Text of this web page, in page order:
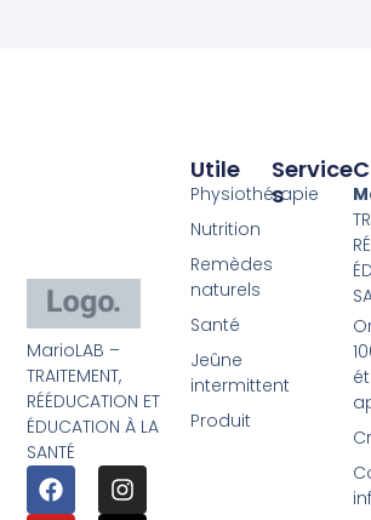
MarioLAB –
TRAITEMENT,
RÉÉDUCATION ET
ÉDUCATION À LA
SANTÉ
Service
S
Utile
Physiothérapie
Nutrition
Remèdes
naturels
Santé
Jeûne
intermittent
Produit